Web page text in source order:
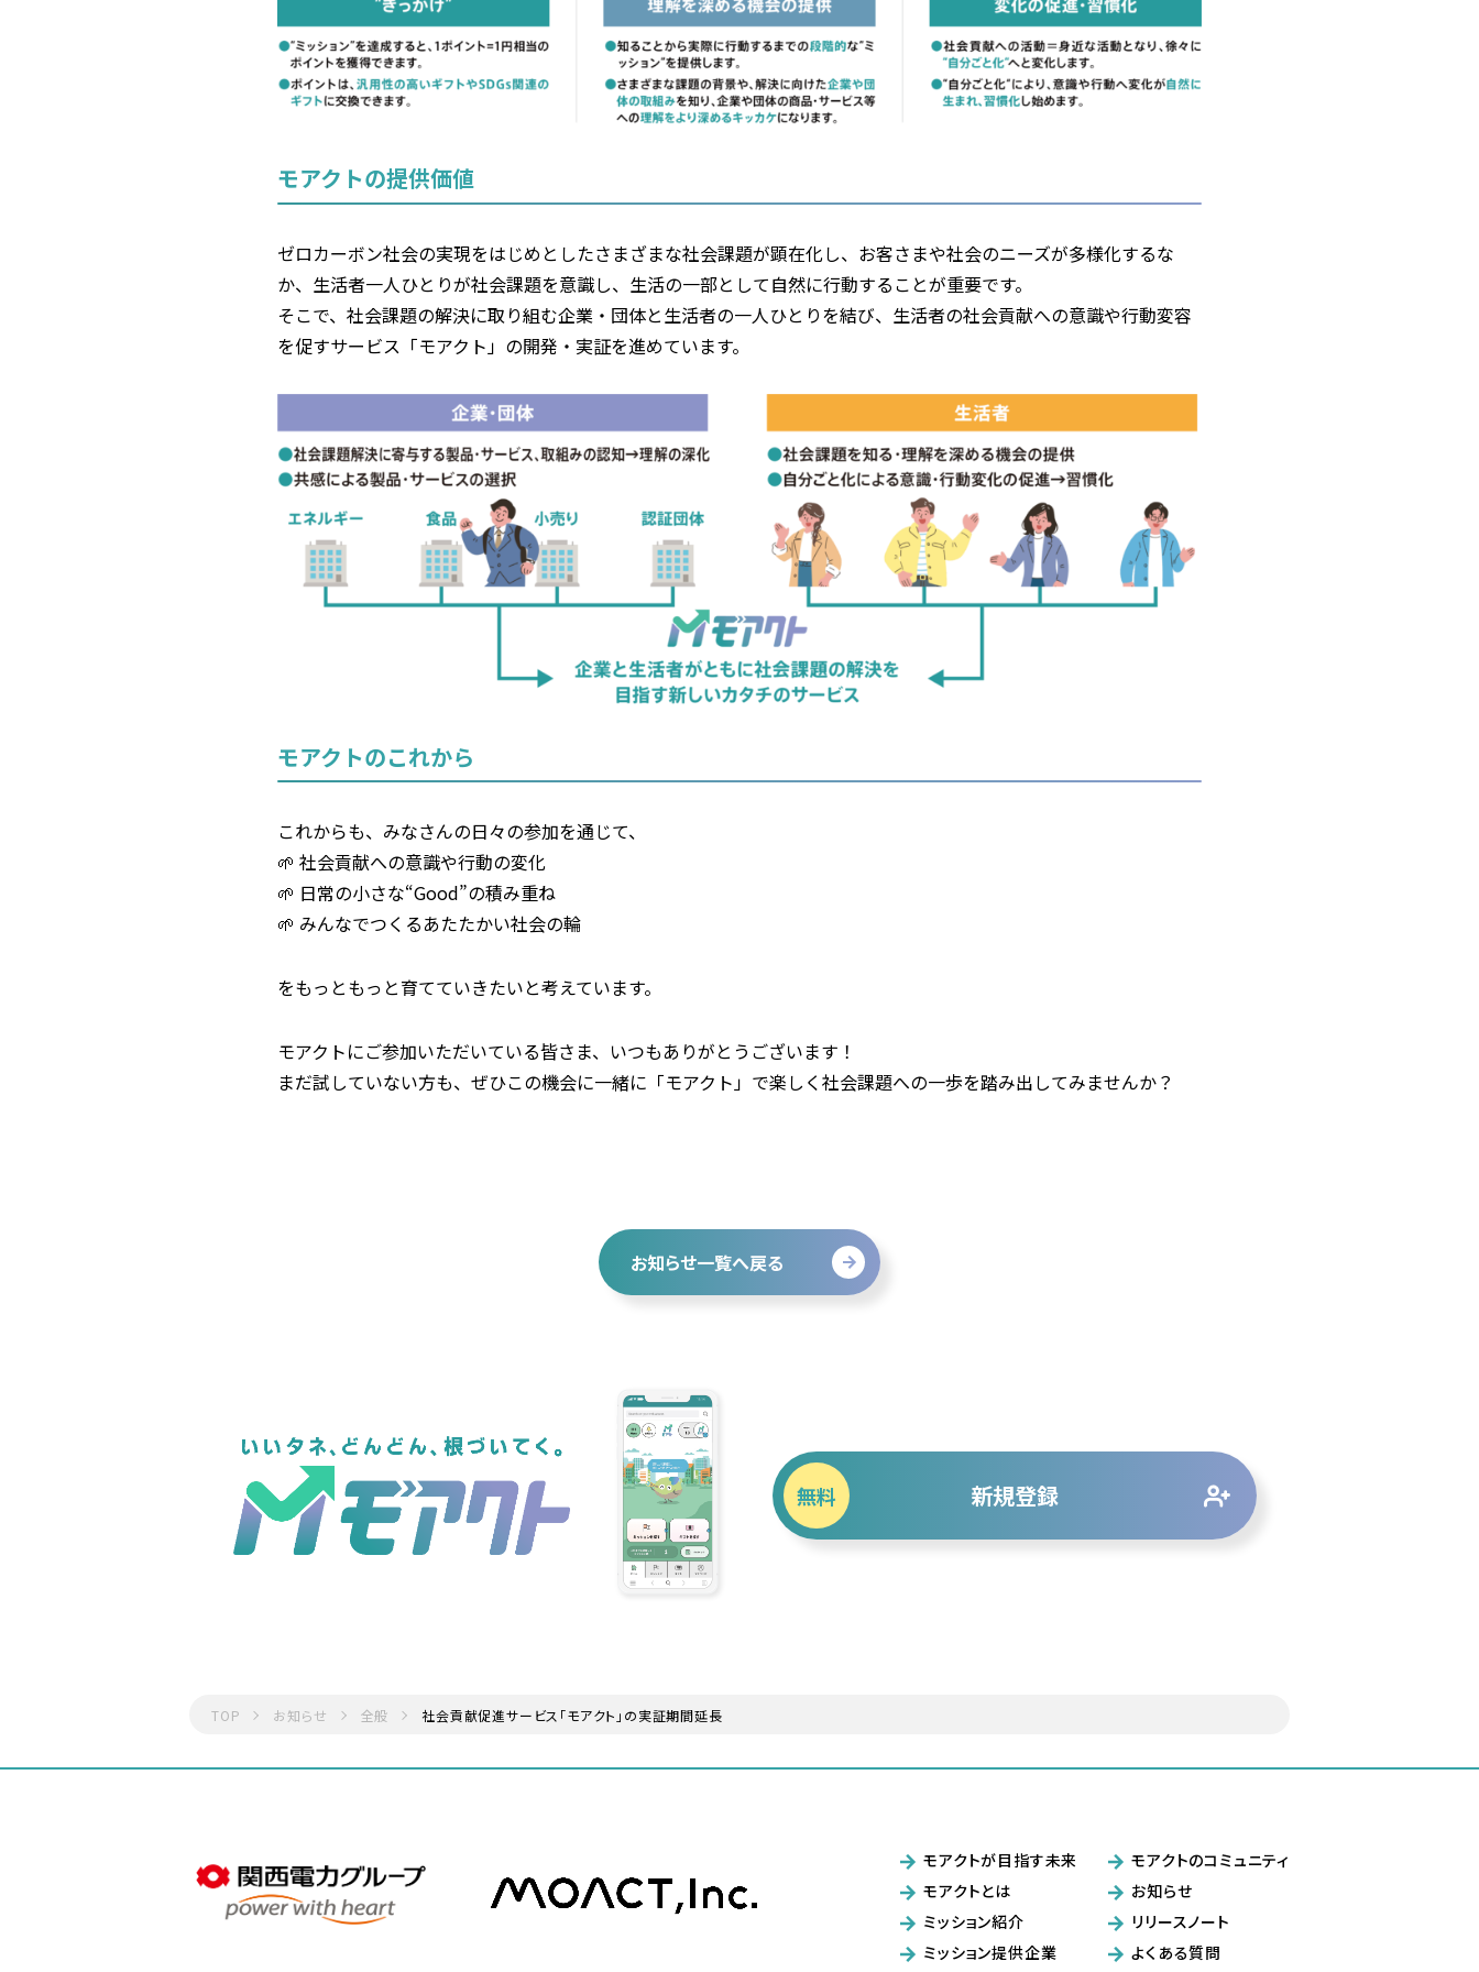
モアクトの提供価値
ゼロカーボン社会の実現をはじめとしたさまざまな社会課題が顕在化し、お客さまや社会のニーズが多様化するな
か、生活者一人ひとりが社会課題を意識し、生活の一部として自然に行動することが重要です。
そこで、社会課題の解決に取り組む企業・団体と生活者の一人ひとりを結び、生活者の社会貢献への意識や行動変容
を促すサービス「モアクト」の開発・実証を進めています。
モアクトのこれから
これからも、みなさんの日々の参加を通じて、
🌱 社会貢献への意識や行動の変化
🌱 日常の小さな“Good”の積み重ね
🌱 みんなでつくるあたたかい社会の輪
をもっともっと育てていきたいと考えています。
モアクトにご参加いただいている皆さま、いつもありがとうございます！
まだ試していない方も、ぜひこの機会に一緒に「モアクト」で楽しく社会課題への一歩を踏み出してみませんか？
お知らせ一覧へ戻る
無料 新規登録
TOP お知らせ 全般 社会貢献促進サービス「モアクト」の実証期間延長
モアクトが目指す未来
モアクトとは
ミッション紹介
ミッション提供企業
モアクトのコミュニティ
お知らせ
リリースノート
よくある質問